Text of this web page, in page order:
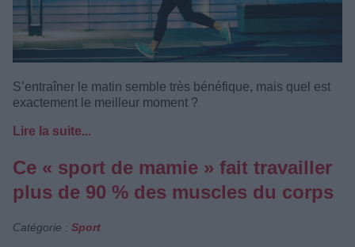
S’entraîner le matin semble très bénéfique, mais quel est
exactement le meilleur moment ?
Lire la suite...
Ce « sport de mamie » fait travailler
plus de 90 % des muscles du corps
Catégorie : Sport